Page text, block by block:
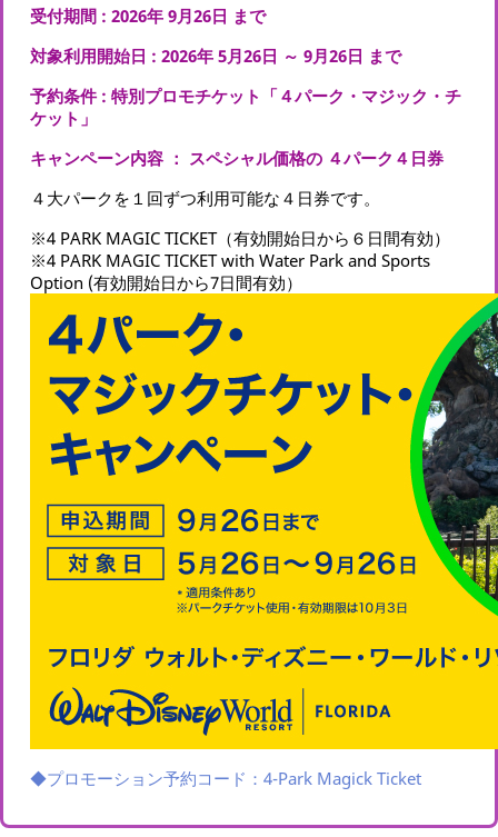
受付期間 : 2026年 9月26日 まで
対象利用開始日 : 2026年 5月26日 ～ 9月26日 まで
予約条件 : 特別プロモチケット「４パーク・マジック・チ
ケット」
キャンペーン内容 ： スペシャル価格の ４パーク４日券
４大パークを１回ずつ利用可能な４日券です。
※4 PARK MAGIC TICKET（有効開始日から６日間有効）
※4 PARK MAGIC TICKET with Water Park and Sports
Option (有効開始日から7日間有効）
◆プロモーション予約コード：4-Park Magick Ticket